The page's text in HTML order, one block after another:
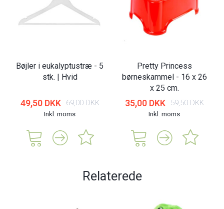
Bøjler i eukalyptustræ - 5
stk. | Hvid
49,50 DKK 69,00 DKK
Inkl. moms
Pretty Princess
børneskammel - 16 x 26
x 25 cm.
35,00 DKK 59,50 DKK
Inkl. moms
Relaterede